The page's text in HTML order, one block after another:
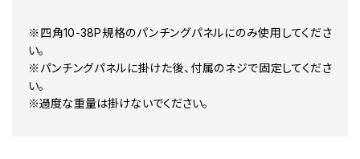
※四角10-38P規格のパンチングパネルにのみ使用してくださ
い。
※パンチングパネルに掛けた後、付属のネジで固定してくださ
い。
※過度な重量は掛けないでください。